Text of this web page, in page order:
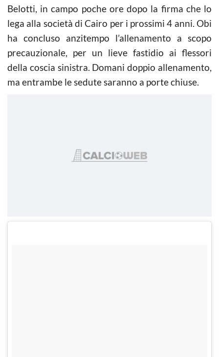
Belotti, in campo poche ore dopo la firma che lo
lega alla società di Cairo per i prossimi 4 anni. Obi
ha concluso anzitempo l’allenamento a scopo
precauzionale, per un lieve fastidio ai flessori
della coscia sinistra. Domani doppio allenamento,
ma entrambe le sedute saranno a porte chiuse.